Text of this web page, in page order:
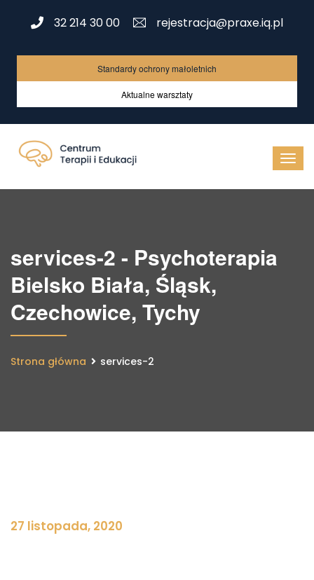
32 214 30 00 rejestracja@praxe.iq.pl
Standardy ochrony małoletnich
Aktualne warsztaty
services-2 - Psychoterapia
Bielsko Biała, Śląsk,
Czechowice, Tychy
Strona główna services-2
27 listopada, 2020